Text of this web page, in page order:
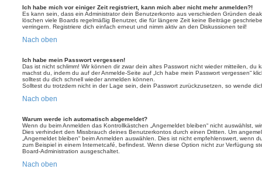
Ich habe mich vor einiger Zeit registriert, kann mich aber nicht mehr anmelden?!
Es kann sein, dass ein Administrator dein Benutzerkonto aus verschieden Gründen
löschen viele Boards regelmäßig Benutzer, die für längere Zeit keine Beiträge
verringern. Registriere dich einfach erneut und nimm aktiv an den Diskussionen teil!
Nach oben
Ich habe mein Passwort vergessen!
Das ist nicht schlimm! Wir können dir zwar dein altes Passwort nicht wieder mitteilen, du
machst du, indem du auf der Anmelde-Seite auf „Ich habe mein Passwort vergessen“
solltest du dich schnell wieder anmelden können.
Solltest du trotzdem nicht in der Lage sein, dein Passwort zurückzusetzen, so wende
Nach oben
Warum werde ich automatisch abgemeldet?
Wenn du beim Anmelden das Kontrollkästchen „Angemeldet bleiben“ nicht auswählst,
Dies verhindert den Missbrauch deines Benutzerkontos durch einen Dritten. Um
„Angemeldet bleiben“ beim Anmelden auswählen. Dies ist nicht empfehlenswert, wenn
zum Beispiel in einem Internetcafé, befindest. Wenn diese Option nicht zur Verfügung
Board-Administration ausgeschaltet.
Nach oben